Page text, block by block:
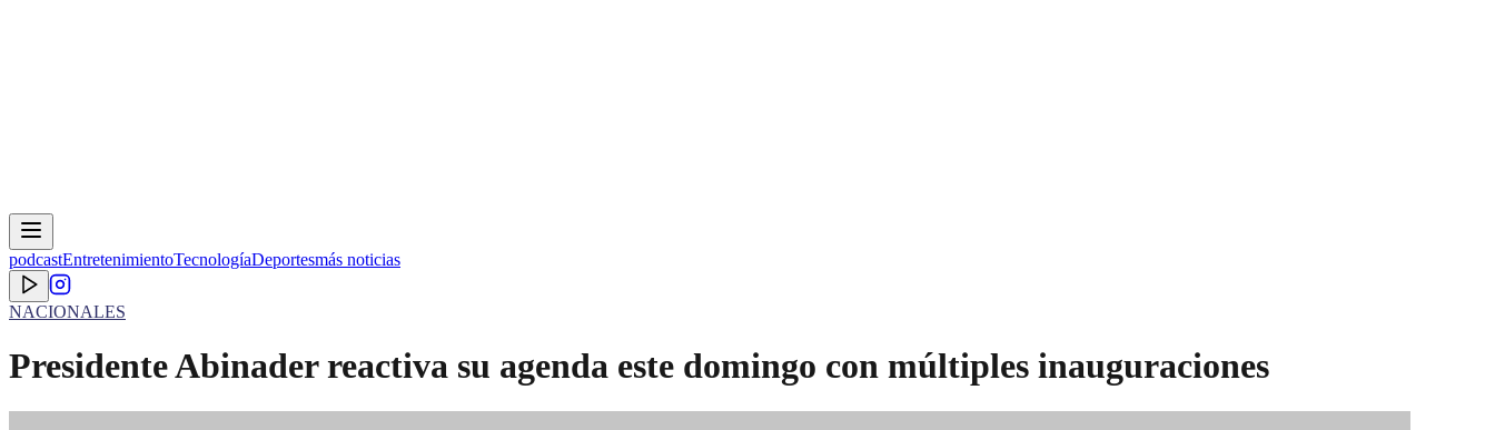
podcastEntretenimientoTecnologíaDeportesmás noticias
NACIONALES
Presidente Abinader reactiva su agenda este domingo con múltiples inauguraciones